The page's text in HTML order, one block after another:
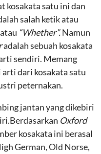
kosakata satu ini dan
salah ketik atau
“Whether”.Namun
adalah sebuah kosakata
sendiri. Memang
dari kosakata satu
peternakan.
jantan yang dikebiri
Oxford
kosakata ini berasal
German, Old Norse,